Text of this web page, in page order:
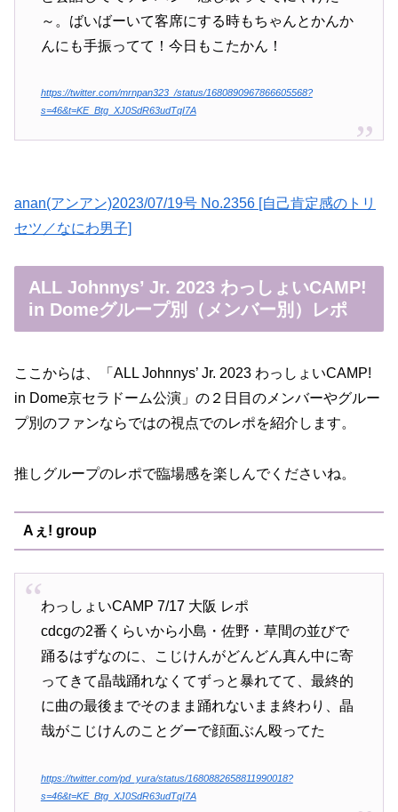
～。ばいばーいて客席にする時もちゃんとかんか
んにも手振ってて！今日もこたかん！
https://twitter.com/mrnpan323_/status/1680890967866605568?
s=46&t=KE_Btg_XJ0SdR63udTqI7A
anan(アンアン)2023/07/19号 No.2356 [自己肯定感のトリ
セツ／なにわ男子]
ALL Johnnys’ Jr. 2023 わっしょいCAMP!
in Domeグループ別（メンバー別）レポ
ここからは、「ALL Johnnys’ Jr. 2023 わっしょいCAMP!
in Dome京セラドーム公演」の２日目のメンバーやグルー
プ別のファンならではの視点でのレポを紹介します。
推しグループのレポで臨場感を楽しんでくださいね。
Aぇ! group
わっしょいCAMP 7/17 大阪 レポ
cdcgの2番くらいから小島・佐野・草間の並びで
踊るはずなのに、こじけんがどんどん真ん中に寄
ってきて晶哉踊れなくてずっと暴れてて、最終的
に曲の最後までそのまま踊れないまま終わり、晶
哉がこじけんのことグーで顔面ぶん殴ってた
https://twitter.com/pd_yura/status/1680882658811990018?
s=46&t=KE_Btg_XJ0SdR63udTqI7A